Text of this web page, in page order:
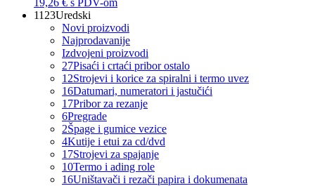
19,26 € s PDV-om
1123Uredski
Novi proizvodi
Najprodavanije
Izdvojeni proizvodi
27Pisaći i crtaći pribor ostalo
12Strojevi i korice za spiralni i termo uvez
16Datumari, numeratori i jastučići
17Pribor za rezanje
6Pregrade
2Špage i gumice vezice
4Kutije i etui za cd/dvd
17Strojevi za spajanje
10Termo i ading role
16Uništavači i rezači papira i dokumenata